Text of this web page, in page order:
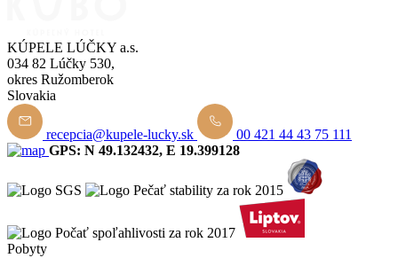
KÚPELE LÚČKY a.s.
034 82 Lúčky 530,
okres Ružomberok
Slovakia
recepcia@kupele-lucky.sk
00 421 44 43 75 111
GPS: N 49.132432, E 19.399128
Pobyty